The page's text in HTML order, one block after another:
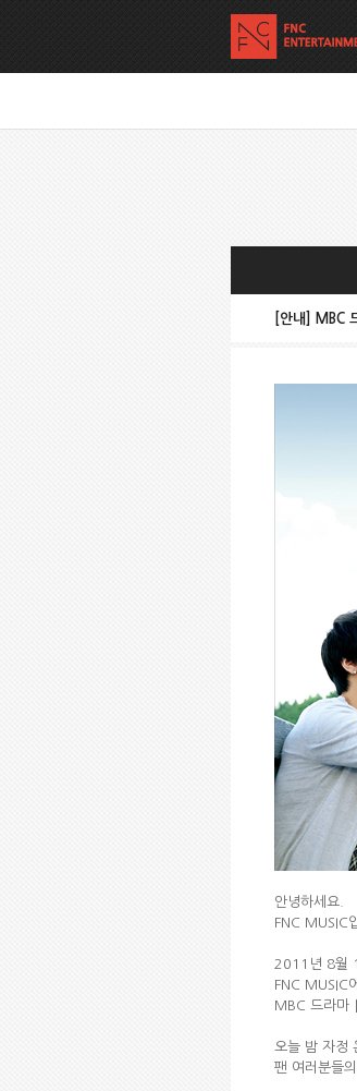
[안내] MBC
안녕하세요.
FNC MUSIC
2011년 8월
FNC MUSIC
MBC 드라마
오늘 밤 자정
팬 여러분들